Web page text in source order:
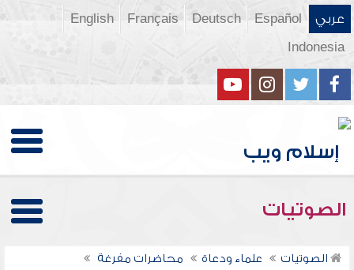
عربي Español
Deutsch
Français
English
Indonesia
الصوتيات
الصوتيات علماء ودعاة
محاضرات مفرغة